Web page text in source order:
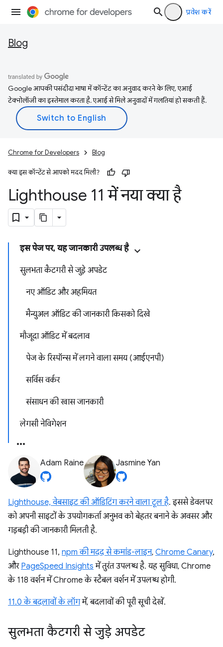
प्रवेश करें
Blog
Google आपकी पसंदीदा भाषा में कॉन्टेंट का अनुवाद करने के लिए, एआई
टेक्नोलॉजी का इस्तेमाल करता है. एआई से मिले अनुवादों में गलतियां हो सकती हैं.
Chrome for Developers Blog
क्या इस कॉन्टेंट से आपको मदद मिली?
Lighthouse 11 में नया क्या है
इस पेज पर, यह जानकारी उपलब्ध है
सुलभता कैटगरी से जुड़े अपडेट
नए ऑडिट और अहमियत
मैन्युअल ऑडिट की जानकारी किसको दिखे
मौजूदा ऑडिट में बदलाव
पेज के रिस्पॉन्स में लगने वाला समय (आईएनपी)
सर्विस वर्कर
संसाधन की खास जानकारी
लेगसी नेविगेशन
Adam Raine Jasmine Yan
Lighthouse, वेबसाइट की ऑडिटिंग करने वाला टूल है. इससे डेवलपर
को अपनी साइटों के उपयोगकर्ता अनुभव को बेहतर बनाने के अवसर और
गड़बड़ी की जानकारी मिलती है.
Lighthouse 11, npm की मदद से कमांड-लाइन, Chrome Canary,
और PageSpeed Insights में तुरंत उपलब्ध है. यह सुविधा, Chrome
के 118 वर्शन में Chrome के स्टैबल वर्शन में उपलब्ध होगी.
11.0 के बदलावों के लॉगमें, बदलावों की पूरी सूची देखें.
सुलभता कैटगरी से जुड़े अपडेट